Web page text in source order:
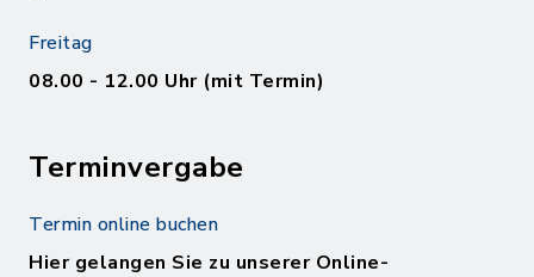
Freitag
08.00 - 12.00 Uhr (mit Termin)
Terminvergabe
Termin online buchen
Hier gelangen Sie zu unserer Online-